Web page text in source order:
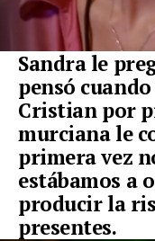
Sandra le
pensó
Cristian por
murciana le
primera vez
estábamos a
producir la
presentes.